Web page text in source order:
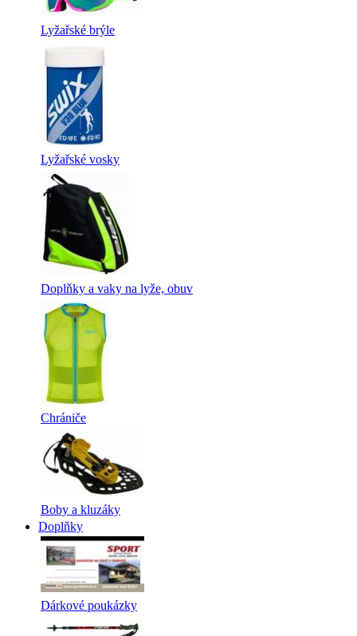
Lyžařské brýle
Lyžařské vosky
Doplňky a vaky na lyže, obuv
Chrániče
Boby a kluzáky
Doplňky
Dárkové poukázky